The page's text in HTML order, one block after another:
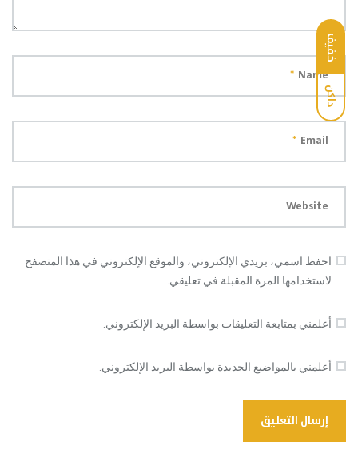
خفيف
داكن
Name
*
Email
*
Website
احفظ اسمي، بريدي الإلكتروني، والموقع الإلكتروني في هذا المتصفح
لاستخدامها المرة المقبلة في تعليقي.
أعلمني بمتابعة التعليقات بواسطة البريد الإلكتروني.
أعلمني بالمواضيع الجديدة بواسطة البريد الإلكتروني.